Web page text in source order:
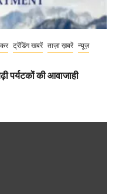
ट्रेंडिंग खबरें ताज़ा ख़बरें न्यूज़
पर्यटकों की आवाजाही